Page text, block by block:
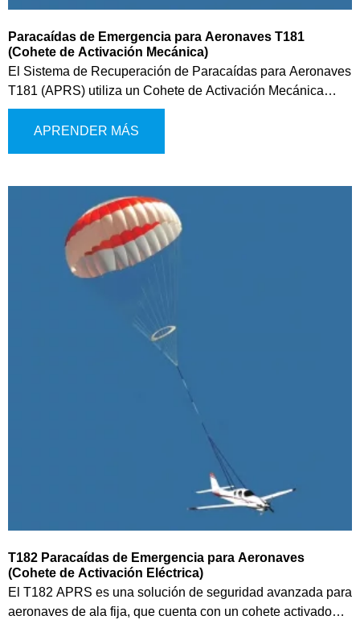
Paracaídas de Emergencia para Aeronaves T181
(Cohete de Activación Mecánica)
El Sistema de Recuperación de Paracaídas para Aeronaves
T181 (APRS) utiliza un Cohete de Activación Mecánica
para proporcionar seguridad esencial a las aeronaves de
ala fija en situaciones de emergencia. Cuando una
estabilizar el vuelo y asegurando un aterrizaje controlado y
APRENDER MÁS
T182 Paracaídas de Emergencia para Aeronaves
(Cohete de Activación Eléctrica)
El T182 APRS es una solución de seguridad avanzada para
aeronaves de ala fija, que cuenta con un cohete activado